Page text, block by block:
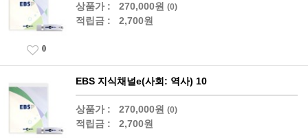
상품가 : 270,000원 (0)
적립금 : 2,700원
0
EBS 지식채널e(사회: 역사) 10
상품가 : 270,000원 (0)
적립금 : 2,700원